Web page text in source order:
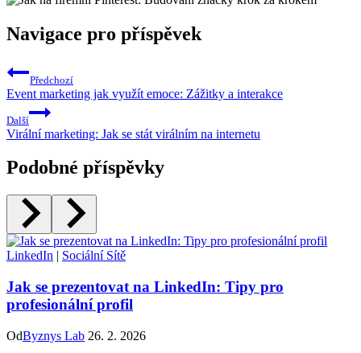
Navigace pro příspěvek
Předchozí
Event marketing jak využít emoce: Zážitky a interakce
Další
Virální marketing: Jak se stát virálním na internetu
Podobné příspěvky
LinkedIn | Sociální Sítě
Jak se prezentovat na LinkedIn: Tipy pro
profesionální profil
OdByznys Lab 26. 2. 2026